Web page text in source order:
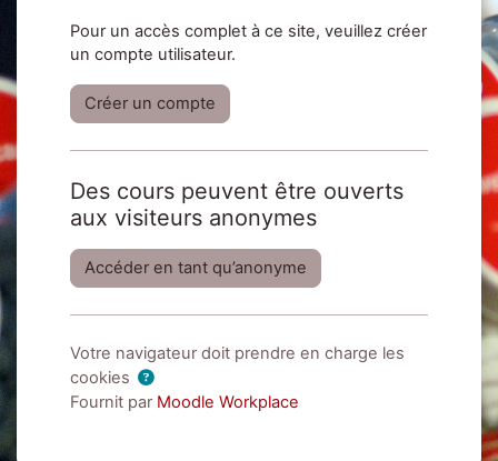
Pour un accès complet à ce site, veuillez créer
un compte utilisateur.
Créer un compte
Des cours peuvent être ouverts
aux visiteurs anonymes
Accéder en tant qu’anonyme
Votre navigateur doit prendre en charge les
cookies
Fournit par Moodle Workplace